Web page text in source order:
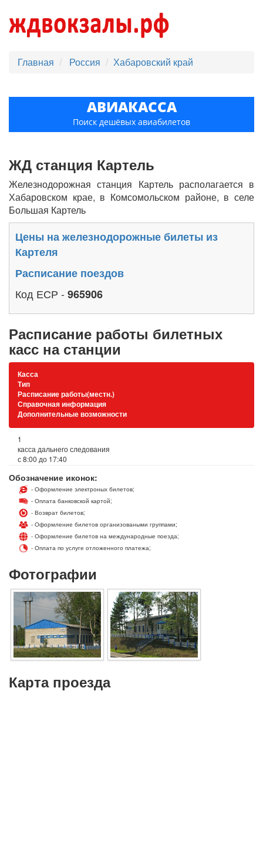
Главная Россия Хабаровский край
АВИАКАССА
Поиск дешёвых авиабилетов
ЖД станция Картель
Железнодорожная станция Картель располагается в
Хабаровском крае, в Комсомольском районе, в селе
Большая Картель
Цены на железнодорожные билеты из
Картеля
Расписание поездов
Код ЕСР - 965906
Расписание работы билетных
касс на станции
Касса
Тип
Расписание работы(местн.)
Справочная информация
Дополнительные возможности
1
касса дальнего следования
с 8:00 до 17:40
Обозначение иконок:
- Оформление электроных билетов;
- Оплата банковской картой;
- Возврат билетов;
- Оформление билетов организоваными группами;
- Оформление билетов на международные поезда;
- Оплата по услуге отложенного платежа;
Фотографии
Карта проезда